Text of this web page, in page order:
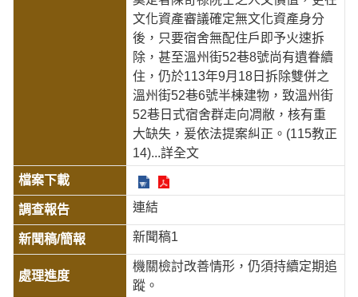
文化資產審議確定無文化資產身分
後，只要宿舍無配住戶即予火速拆
除，甚至溫州街52巷8號尚有遺眷續
住，仍於113年9月18日拆除雙併之
溫州街52巷6號半棟建物，致溫州街
52巷日式宿舍群走向凋敝，核有重
大缺失，爰依法提案糾正。(115教正
14)...詳全文
連結
新聞稿1
機關檢討改善情形，仍須持續定期追
蹤。